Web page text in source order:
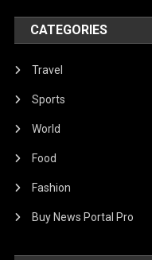
CATEGORIES
Travel
Sports
World
Food
Fashion
Buy News Portal Pro